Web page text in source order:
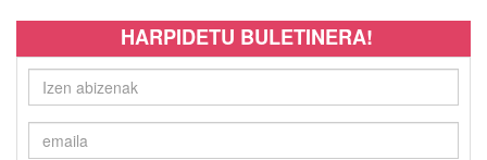
HARPIDETU BULETINERA!